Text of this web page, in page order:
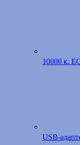
10000 к.
USB-